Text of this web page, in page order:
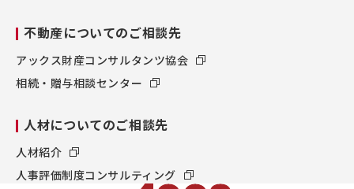
不動産についてのご相談先
アックス財産コンサルタンツ協会
相続・贈与相談センター
人材についてのご相談先
人材紹介
人事評価制度コンサルティング